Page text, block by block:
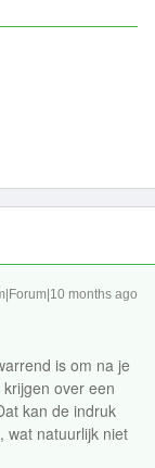
months ago
is om na je
over een
kan de indruk
wat natuurlijk niet